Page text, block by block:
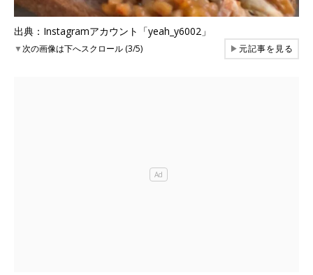
出典：Instagramアカウント「yeah_y6002」
▼次の画像は下へスクロール (3/5) ▶元記事を見る